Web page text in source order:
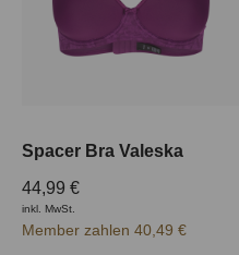
Spacer Bra Valeska
44,99 €
inkl. MwSt.
Member zahlen 40,49 €